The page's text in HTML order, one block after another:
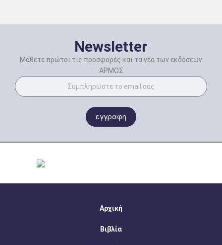
Newsletter
Μάθετε πρώτοι τις προσφορές και τα νέα των εκδόσεων
ΑΡΜΟΣ
εγγραφη
Αρχική
Βιβλία